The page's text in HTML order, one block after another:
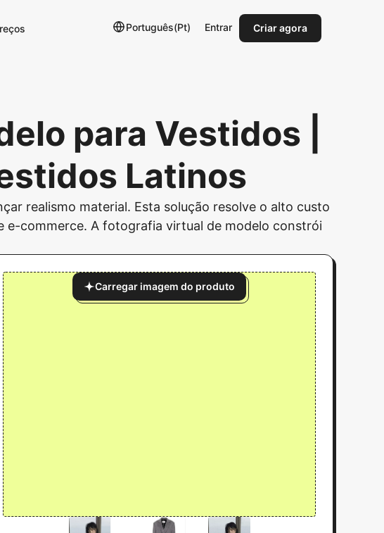
Português(Pt) Entrar Criar agora
para Vestidos |
Latinos
realismo material. Esta solução resolve o alto custo
e-commerce. A fotografia virtual de modelo constrói
Carregar imagem do produto